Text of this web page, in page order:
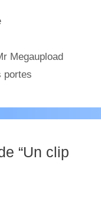
Megaupload
portes
“Un clip